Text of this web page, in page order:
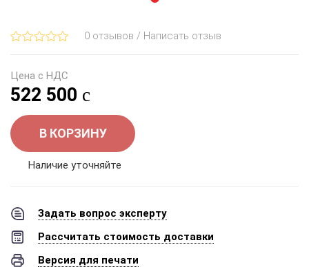
0 отзывов / Написать отзыв
Цена с НДС
522 500
В КОРЗИНУ
Наличие уточняйте
Задать вопрос эксперту
Рассчитать стоимость доставки
Версия для печати